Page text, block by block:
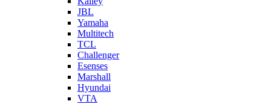
JBL
Yamaha
Multitech
TCL
Challenger
Esenses
Marshall
Hyundai
VTA